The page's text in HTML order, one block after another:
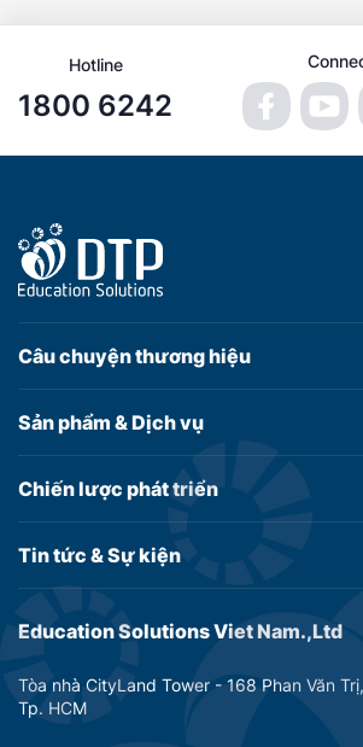
Hotline
1800 6242
Education Solutions Viet Nam.,Ltd
Tòa nhà CityLand Tower - 168 Phan Văn
Tp. HCM
Câu chuyệnthương hiệu
Sản phẩm &Dịch vụ
Chiến lược phát triển
Tin tức &Sự kiện